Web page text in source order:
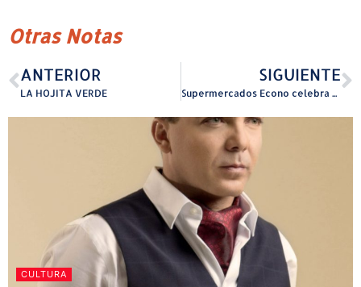
Otras Notas
ANTERIOR
LA HOJITA VERDE
SIGUIENTE
Supermercados Econo celebra su Feria de Belleza y Cuidado Personal: “Transfórmate con Econo Fest”
CULTURA